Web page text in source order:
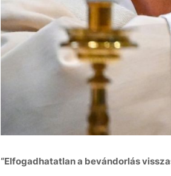
“Elfogadhatatlan a bevándorlás